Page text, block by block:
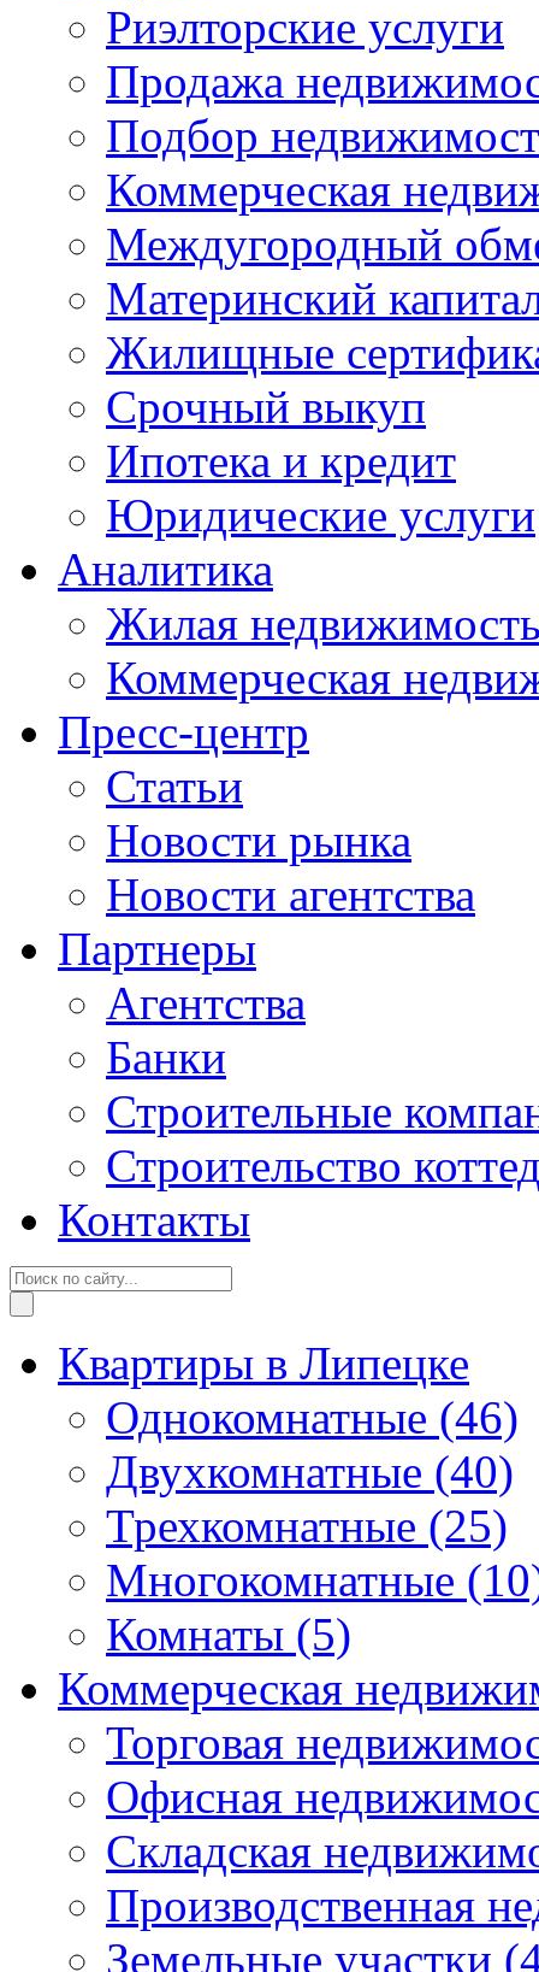
Риэлторские услуги
Продажа
Подбор
Коммерческая
Междугородный
Материнский
Жилищные
Срочный выкуп
Ипотека и кредит
Юридические услуги
Аналитика
Жилая
Коммерческая
Пресс-центр
Статьи
Новости рынка
Новости агентства
Партнеры
Агентства
Банки
Строительные
Строительство
Контакты
Квартиры в Липецке
Однокомнатные (46)
Двухкомнатные (40)
Трехкомнатные (25)
Многокомнатные
Комнаты (5)
Коммерческая
Торговая
Офисная
Складская
Производственная
Земельные участки